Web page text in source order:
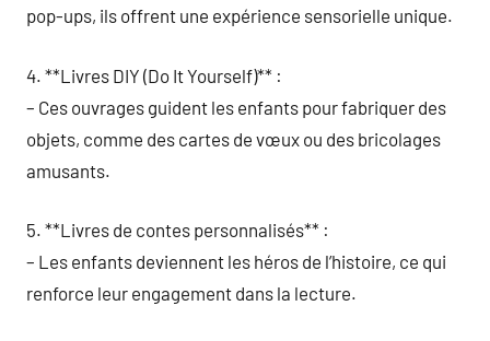
pop-ups, ils offrent une expérience sensorielle unique.
4. **Livres DIY (Do It Yourself)** :
– Ces ouvrages guident les enfants pour fabriquer des
objets, comme des cartes de vœux ou des bricolages
amusants.
5. **Livres de contes personnalisés** :
– Les enfants deviennent les héros de l’histoire, ce qui
renforce leur engagement dans la lecture.